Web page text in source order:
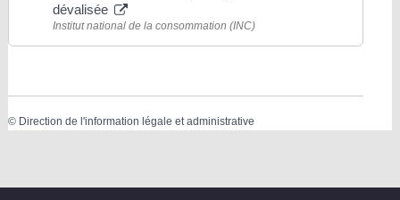
dévalisée
Institut national de la consommation (INC)
© Direction de l'information légale et administrative